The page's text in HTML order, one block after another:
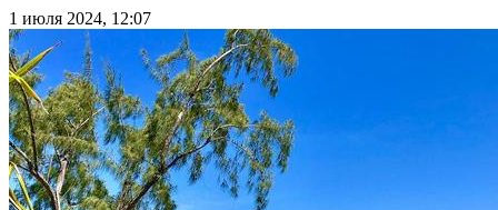
1 июля 2024, 12:07